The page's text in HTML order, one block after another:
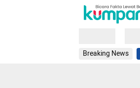
Breaking News